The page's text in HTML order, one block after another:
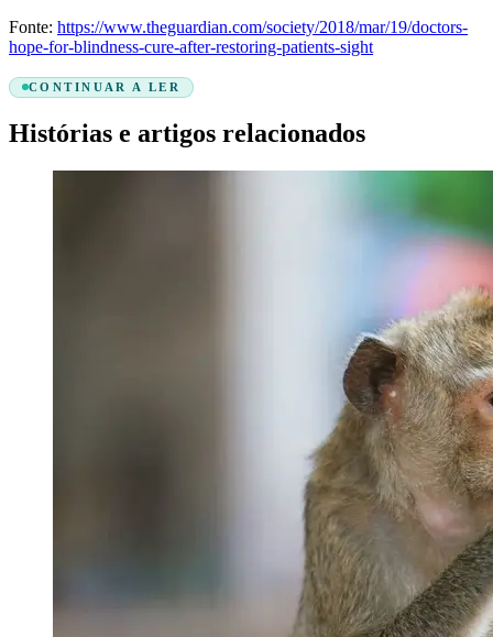
Fonte: https://www.theguardian.com/society/2018/mar/19/doctors-
hope-for-blindness-cure-after-restoring-patients-sight
CONTINUAR A LER
Histórias e artigos relacionados